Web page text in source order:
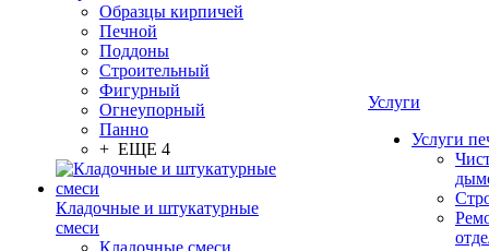
Образцы кирпичей
Печной
Поддоны
Строительный
Фигурный
Огнеупорный
Панно
+ ЕЩЕ 4
Кладочные и штукатурные
смеси
Кладочные смеси
Услуги
Услуги